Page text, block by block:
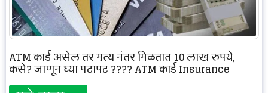
ATM कार्ड असेल तर मृत्यू नंतर मिळतात 10 लाख रुपये,
कसे? जाणून घ्या पटापट ???? ATM कार्ड Insurance